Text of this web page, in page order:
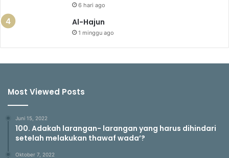
6 hari ago
Al-Hajun
1 minggu ago
Most Viewed Posts
Juni 15, 2022
100. Adakah larangan- larangan yang harus dihindari
setelah melakukan thawaf wada’?
Oktober 7, 2022